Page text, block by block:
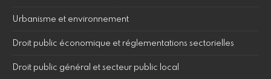
Urbanisme et environnement
Droit public économique et réglementations sectorielles
Droit public général et secteur public local